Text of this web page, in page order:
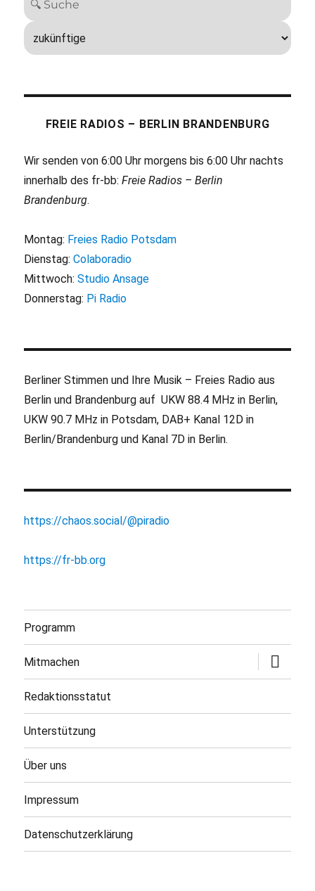
FREIE RADIOS – BERLIN BRANDENBURG
Wir senden von 6:00 Uhr morgens bis 6:00 Uhr nachts
innerhalb des fr-bb:Freie Radios – Berlin
Brandenburg.
Montag: Freies Radio Potsdam
Dienstag:Colaboradio
Mittwoch:Studio Ansage
Donnerstag: Pi Radio
Berliner Stimmen und Ihre Musik – Freies Radio aus
Berlin und Brandenburg auf UKW 88.4 MHz in Berlin,
UKW 90.7 MHz in Potsdam, DAB+ Kanal 12D in
Berlin/Brandenburg und Kanal 7D in Berlin.
https://chaos.social/@piradio
https://fr-bb.org
Programm
Mitmachen
öffnen
Redaktionsstatut
Unterstützung
Über uns
Impressum
Datenschutzerklärung